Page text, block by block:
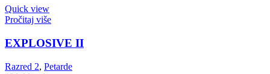
Quick view
Pročitaj više
EXPLOSIVE II
Razred 2, Petarde